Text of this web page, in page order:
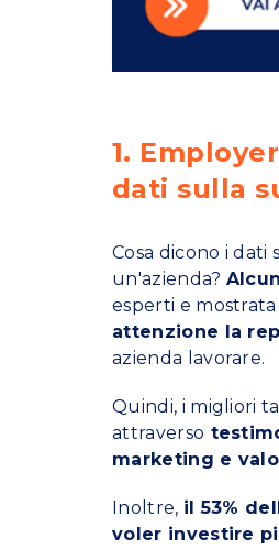
1.
dati sulla
Cosa dicono i
un'azienda?
esperti e
attenzione la
azienda lavorare.
Quindi, i migliori
attraverso
marketing e
Inoltre, il 53%
voler investire